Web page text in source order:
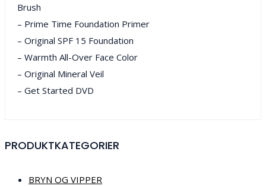
Brush
– Prime Time Foundation Primer
– Original SPF 15 Foundation
– Warmth All-Over Face Color
– Original Mineral Veil
– Get Started DVD
PRODUKTKATEGORIER
BRYN OG VIPPER